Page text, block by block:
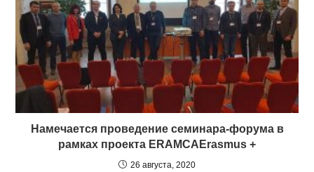
Намечается проведение семинара-форума в
рамках проекта ERAMCAErasmus +
26 августа, 2020